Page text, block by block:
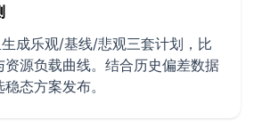
生成乐观/基线/悲观三套计划，比
资源负载曲线。结合历史偏差数据
态方案发布。